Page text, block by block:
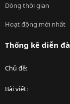
Dòng thời gian
Hoạt động mới nhất
Thống kê diễn
Chủ đề
Bài viết